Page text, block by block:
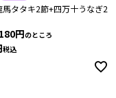
馬タタキ2節+四万十うなぎ2
のところ
税込